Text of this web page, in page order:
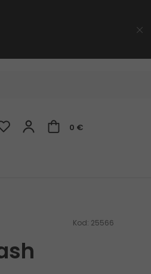
0 €
Kod: 25566